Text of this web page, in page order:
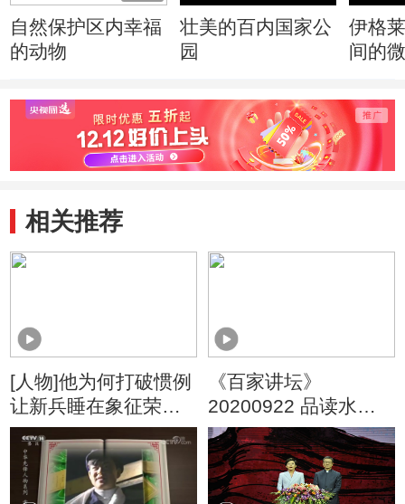
自然保护区内幸福
的动物
壮美的百内国家公
园
伊格
间的
相关推荐
[人物]他为何打破惯例
让新兵睡在象征荣誉
的黄继光上铺？
《百家讲坛》
20200922 品读水浒
人物 19 格局的力量